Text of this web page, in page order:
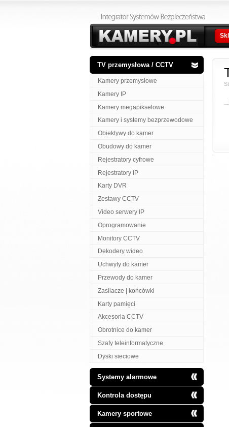
TV przemysłowa / CCTV
Kamery przemysłowe
Kamery IP
Kamery megapikselowe
Kamery i systemy bezprzewodowe
Obiektywy do kamer
Obudowy do kamer
Rejestratory cyfrowe
Rejestratory IP
Karty DVR
Zestawy CCTV
Video serwery IP
Oprogramowanie
Monitory CCTV
Dekodery wideo
Uchwyty do kamer
Przewody do kamer
Zasilacze | końcówki
Karty pamięci
Akcesoria CCTV
Obrotnice do kamer
Szafy teleinformatyczne
Dyski sieciowe
Systemy alarmowe
Kontrola dostępu
Kamery sportowe